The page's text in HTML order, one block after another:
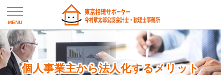
個人事業主から法人化するメリット